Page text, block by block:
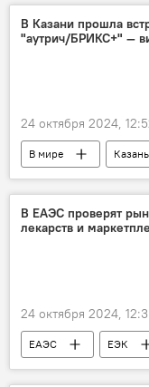
награждение
В Казани прошла
"аутрич/БРИКС+" —
24 октября 2024,
В мире Казань
Владимир Путин
Видео
В ЕАЭС проверят
лекарств и
24 октября 2024,
ЕАЭС ЕЭК
косметика